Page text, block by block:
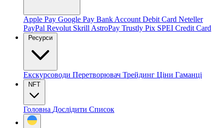
Apple Pay Google Pay Bank Account Debit Card Neteller
PayPal Revolut Skrill AstroPay Trustly Pix SPEI Credit Card
Ресурси
Екскурсоводи Перетворювач Трейдинг Ціни Гаманці
NFT
Головна Дослідити Список